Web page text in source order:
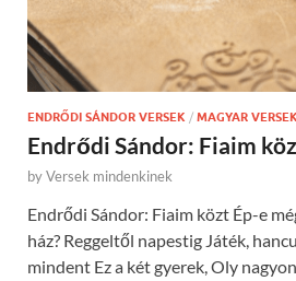
ENDRŐDI SÁNDOR VERSEK / MAGYAR
Endrődi Sándor: Fiaim
byVersek mindenkinek
Endrődi Sándor: Fiaim közt Ép-e
ház? Reggeltől napestig Játék,
mindent Ez a két gyerek, Oly